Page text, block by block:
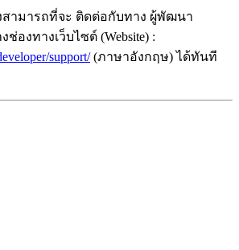
ามารถที่จะ ติดต่อกับทาง ผู้พัฒนา
องทางเว็บไซต์ (Website) :
support/(ภาษาอังกฤษ) ได้ทันที